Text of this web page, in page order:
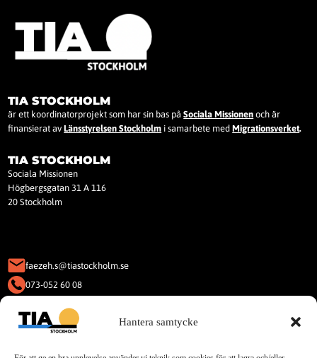
Hantera samtycke
TIA STOCKHOLM
är ett koordinatorprojekt som har sin bas påSociala Missionen och är
finansierat avLänsstyrelsen Stockholm i samarbete medMigrationsverket.
TIA STOCKHOLM
Sociala Missionen
Högbergsgatan 31 A 116
20 Stockholm
faezeh.s@tiastockholm.se
073-052 60 08
KAKOR (COOKIES)
Denna webbplats använder Kakor